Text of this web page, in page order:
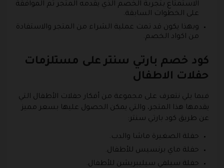
الاستمتاع بتجربة الخصم الذي يقدمه المتجر ثم الموافقة
على الخطوات السابقة.
وبهذا يكون قد تمت عملية الشراء من المتجر والاستفادة
من اكواد الخصم.
كود خصم بارتي سنتر على مستلزمات
حفلات الاطفال
فيما يلي نتعرف على مجموعة من أفكار حفلات الأطفال التي
يقدمها هذا المتجر، والتي يمكن الحصول عليها بسعر مميز
عن طريق كود بارتي سنتر:
حفلة الصغيرة ماشا والدب.
حفلة ماي برنسيس للأطفال.
حفلة سيلفي سيليبريشن للأطفال.